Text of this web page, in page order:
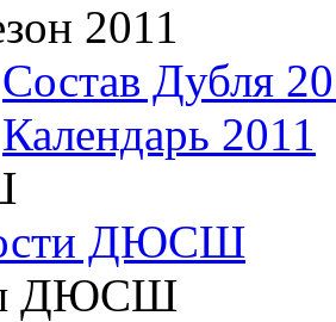
2011
Состав Дубля
Календарь 2011
ДЮСШ
ДЮСШ